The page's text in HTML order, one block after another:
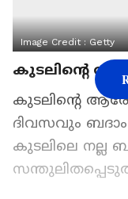
Image Credit :Getty
കുടലിന്റെ
കുടലിന്റെ
ദിവസവും
കുടലിലെ നല്ല